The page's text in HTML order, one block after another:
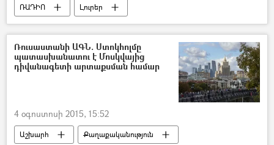
ՌԱԴԻՈ Լուրեր
Ռուսաստանի ԱԳՆ. Ստոկհոլմը
պատասխանատու է Մոսկվայից
դիվանագետի արտաքսման համար
4 օգոստոսի 2015, 15:52
Աշխարհ Քաղաքականություն